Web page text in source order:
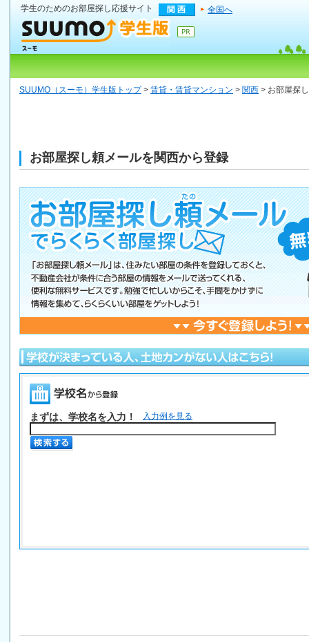
学生のためのお部屋探し応援サイト 全国へ
SUUMO（スーモ）学生版トップ> 賃貸・賃貸マンション > 関西 > お部屋探
お部屋探し頼メールを関西から登録
まずは、学校名を入力！ 入力例を見る